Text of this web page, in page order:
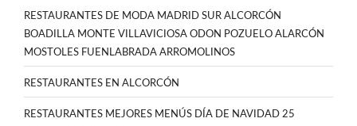
RESTAURANTES DE MODA MADRID SUR ALCORCÓN
BOADILLA MONTE VILLAVICIOSA ODON POZUELO ALARCÓN
MOSTOLES FUENLABRADA ARROMOLINOS
RESTAURANTES EN ALCORCÓN
RESTAURANTES MEJORES MENÚS DÍA DE NAVIDAD 25